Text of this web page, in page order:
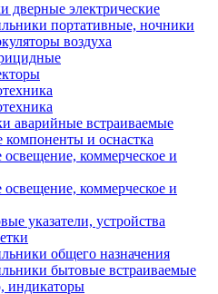
дверные электрические
портативные, ночники
воздуха
аварийные встраиваемые
и оснастка
освещение, коммерческое и
освещение, коммерческое и
указатели, устройства
общего назначения
бытовые встраиваемые
индикаторы